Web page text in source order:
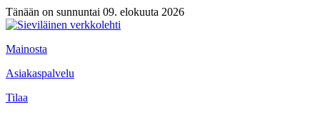
Tänään on sunnuntai 09. elokuuta 2026
Mainosta
Asiakaspalvelu
Tilaa